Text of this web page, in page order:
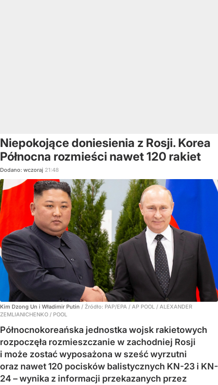
Niepokojące doniesienia z Rosji. Korea
Północna rozmieści nawet 120 rakiet
Dodano: wczoraj 21:48
Kim Dzong Un i Władimir Putin / Źródło: PAP/EPA / AP POOL / ALEXANDER
ZEMLIANICHENKO / POOL
Północnokoreańska jednostka wojsk rakietowych
rozpoczęła rozmieszczanie w zachodniej Rosji
i może zostać wyposażona w sześć wyrzutni
oraz nawet 120 pocisków balistycznych KN-23 i KN-
24 – wynika z informacji przekazanych przez